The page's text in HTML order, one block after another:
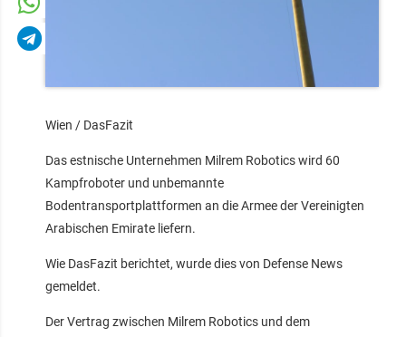
Wien / DasFazit
Das estnische Unternehmen Milrem Robotics wird 60
Kampfroboter und unbemannte
Bodentransportplattformen an die Armee der Vereinigten
Arabischen Emirate liefern.
Wie DasFazit berichtet, wurde dies von Defense News
gemeldet.
Der Vertrag zwischen Milrem Robotics und dem